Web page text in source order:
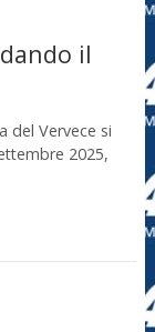
il
del Vervece si
2025,